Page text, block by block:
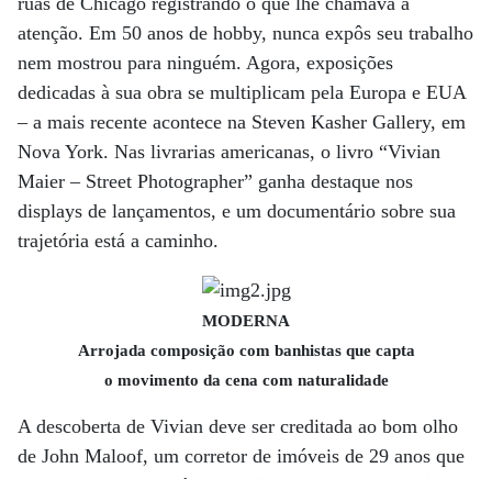
atenção. Em 50 anos de hobby, nunca expôs seu trabalho
nem mostrou para ninguém. Agora, exposições
dedicadas à sua obra se multiplicam pela Europa e EUA
– a mais recente acontece na Steven Kasher Gallery, em
Nova York. Nas livrarias americanas, o livro “Vivian
Maier – Street Photographer” ganha destaque nos
displays de lançamentos, e um documentário sobre sua
trajetória está a caminho.
MODERNA
Arrojada composição com banhistas que capta
o movimento da cena com naturalidade
A descoberta de Vivian deve ser creditada ao bom olho
de John Maloof, um corretor de imóveis de 29 anos que